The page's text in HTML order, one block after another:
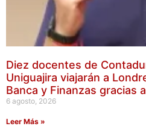
Diez docentes de
Uniguajira viajarán a
Banca y Finanzas gracias
6 agosto, 2026
Leer Más »